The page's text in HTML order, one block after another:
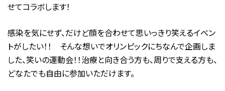
せてコラボします！
感染を気にせず、だけど顔を合わせて思いっきり笑えるイベン
トがしたい！！ そんな想いでオリンピックにちなんで企画しま
した、笑いの運動会！！治療と向き合う方も、周りで支える方も、
どなたでも自由に参加いただけます。